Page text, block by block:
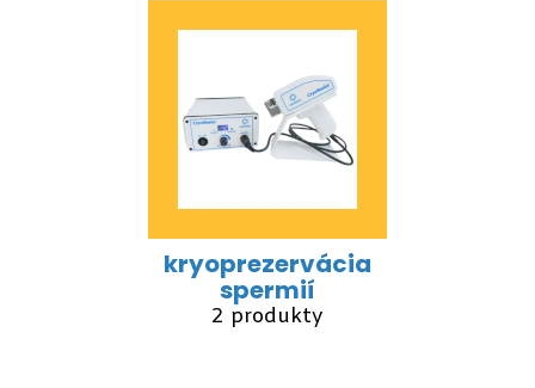
kryoprezervácia
spermií
2 produkty